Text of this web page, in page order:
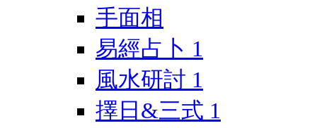
手面相
易經占卜 1
風水研討 1
擇日&三式 1